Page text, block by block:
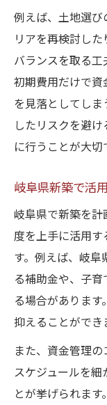
例えば、土地選
リアを再検討し
バランスを取る工
初期費用だけで
を見落としてし
したリスクを避
に行うことが大切
岐阜県新築で活
岐阜県で新築を
度を上手に活用
す。例えば、岐
る補助金や、子
る場合がありま
抑えることができ
また、資金管理
スケジュールを
とが挙げられます